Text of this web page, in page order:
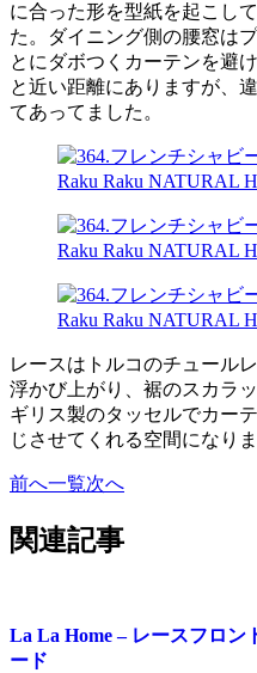
に合った形を型紙を起こし
た。ダイニング側の腰窓は
とにダボつくカーテンを避
と近い距離にありますが、
てあってました。
レースはトルコのチュール
浮かび上がり、裾のスカラ
ギリス製のタッセルでカー
じさせてくれる空間になりま
前へ一覧次へ
関連記事
La La Home – レースフロン
ード